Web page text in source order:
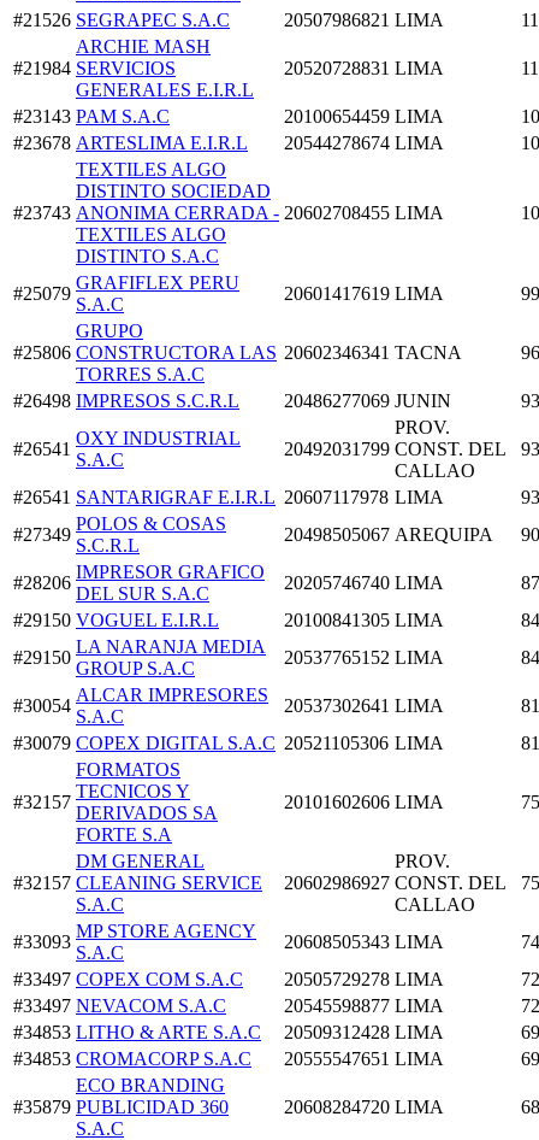
#21526 SEGRAPEC S.A.C 20507986821 LIMA
#21984
ARCHIE MASH
SERVICIOS
GENERALES E.I.R.L
20520728831 LIMA
#23143 PAM S.A.C 20100654459 LIMA
#23678 ARTESLIMA E.I.R.L 20544278674 LIMA
#23743
TEXTILES ALGO
DISTINTO SOCIEDAD
ANONIMA CERRADA -
TEXTILES ALGO
DISTINTO S.A.C
20602708455 LIMA
#25079
GRAFIFLEX PERU
S.A.C
20601417619 LIMA
#25806
GRUPO
CONSTRUCTORA LAS
TORRES S.A.C
20602346341 TACNA
#26498 IMPRESOS S.C.R.L 20486277069 JUNIN
#26541
OXY INDUSTRIAL
S.A.C
20492031799
PROV.
CONST. DEL
CALLAO
#26541 SANTARIGRAF E.I.R.L 20607117978 LIMA
#27349
POLOS & COSAS
S.C.R.L
20498505067 AREQUIPA
#28206
IMPRESOR GRAFICO
DEL SUR S.A.C
20205746740 LIMA
#29150 VOGUEL E.I.R.L 20100841305 LIMA
#29150
LA NARANJA MEDIA
GROUP S.A.C
20537765152 LIMA
#30054
ALCAR IMPRESORES
S.A.C
20537302641 LIMA
#30079 COPEX DIGITAL S.A.C 20521105306 LIMA
#32157
FORMATOS
TECNICOS Y
DERIVADOS SA
FORTE S.A
20101602606 LIMA
#32157
DM GENERAL
CLEANING SERVICE
S.A.C
20602986927
PROV.
CONST. DEL
CALLAO
#33093
MP STORE AGENCY
S.A.C
20608505343 LIMA
#33497 COPEX COM S.A.C 20505729278 LIMA
#33497 NEVACOM S.A.C 20545598877 LIMA
#34853 LITHO & ARTE S.A.C 20509312428 LIMA
#34853 CROMACORP S.A.C 20555547651 LIMA
#35879
ECO BRANDING
PUBLICIDAD 360
S.A.C
20608284720 LIMA